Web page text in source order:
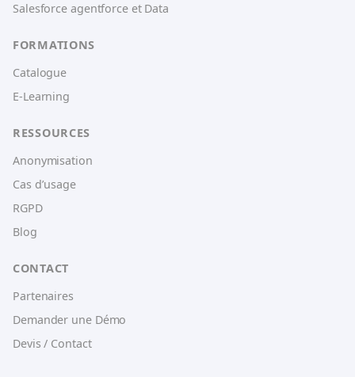
Salesforce agentforce et Data
FORMATIONS
Catalogue
E-Learning
RESSOURCES
Anonymisation
Cas d’usage
RGPD
Blog
CONTACT
Partenaires
Demander une Démo
Devis / Contact